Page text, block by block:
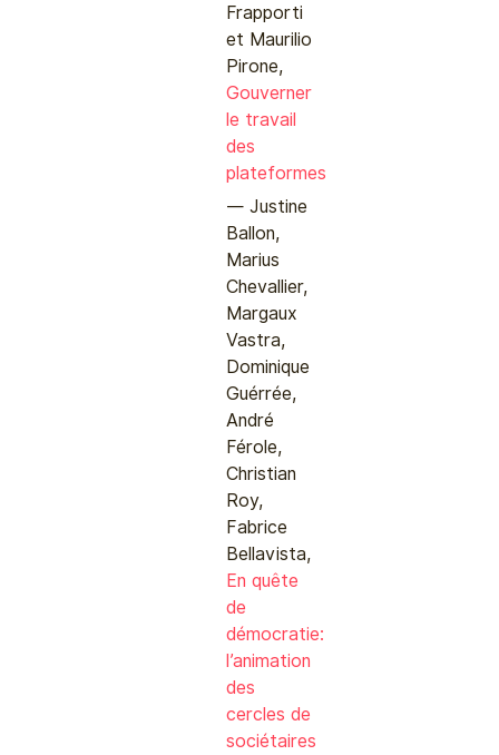
Frapporti
et Maurilio
Pirone,
Gouverner
le travail
des
plateformes
Justine
Ballon,
Marius
Chevallier,
Margaux
Vastra,
Dominique
Guérrée,
André
Férole,
Christian
Roy,
Fabrice
Bellavista,
En quête
de
démocratie:
l’animation
des
cercles de
sociétaires